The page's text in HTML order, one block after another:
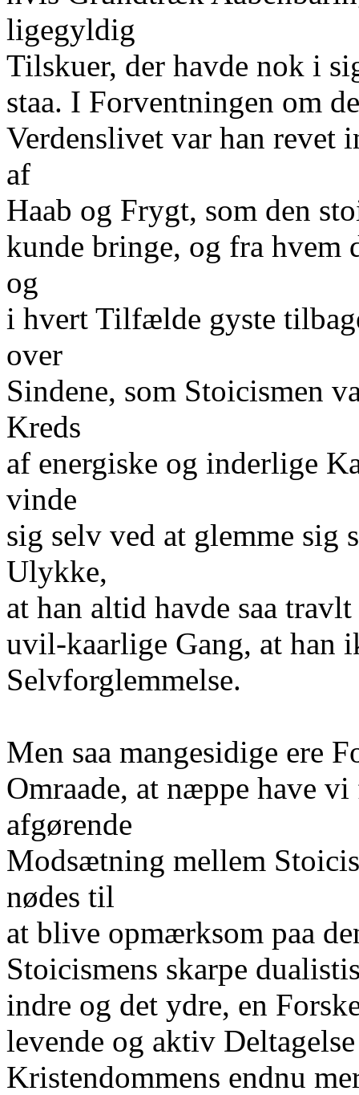
ligegyldig
Tilskuer, der havde nok i
staa. I Forventningen om
Verdenslivet var han revet
af
Haab og Frygt, som den
kunde bringe, og fra hvem
og
i hvert Tilfælde gyste
over
Sindene, som Stoicismen
Kreds
af energiske og inderlige
vinde
sig selv ved at glemme sig
Ulykke,
at han altid havde saa
uvil-kaarlige Gang, at han
Selvforglemmelse.
Men saa mangesidige ere
Omraade, at næppe have
afgørende
Modsætning mellem
nødes til
at blive opmærksom paa
Stoicismens skarpe
indre og det ydre, en
levende og aktiv
Kristendommens endnu